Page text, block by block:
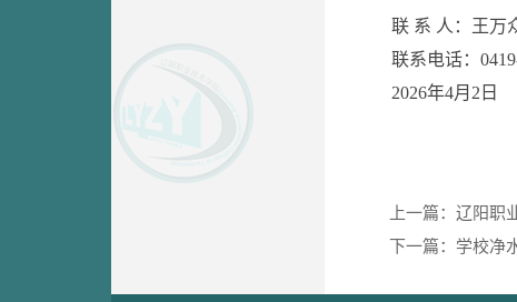
联 系 人：王万
联系电话：
2026年4月2日
上一篇：辽阳职
下一篇：学校净